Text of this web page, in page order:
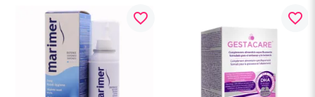
favorite_border favorite_border